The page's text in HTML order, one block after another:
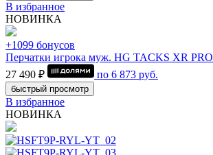
В избранное
НОВИНКА
+1099 бонусов
Перчатки игрока муж. HG TACKS XR PRO
27 490 ₽
по 6 873 руб.
быстрый просмотр
В избранное
НОВИНКА